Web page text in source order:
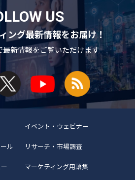
US
ング最新情報をお届け！
最新情報をご覧いただけます
イベント・ウェビナー
ル リサーチ・市場調査
マーケティング用語集